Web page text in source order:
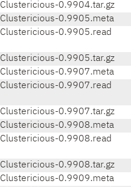
Clustericious-0.9904.tar.gz
Clustericious-0.9905.meta
Clustericious-0.9905.read
Clustericious-0.9905.tar.gz
Clustericious-0.9907.meta
Clustericious-0.9907.read
Clustericious-0.9907.tar.gz
Clustericious-0.9908.meta
Clustericious-0.9908.read
Clustericious-0.9908.tar.gz
Clustericious-0.9909.meta